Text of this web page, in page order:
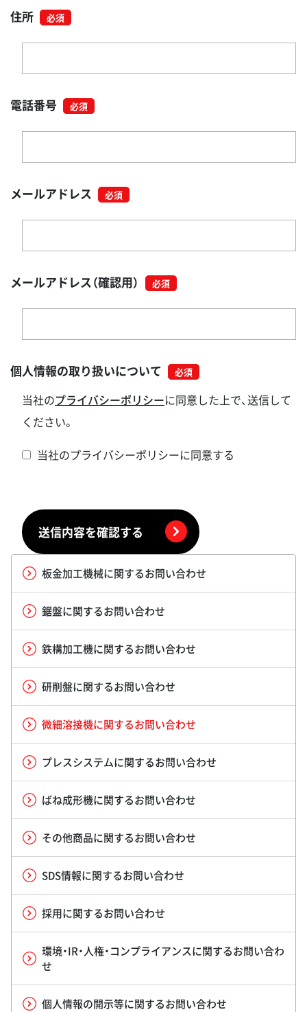
住所
電話番号
メールアドレス
メールアドレス（確認用）
個人情報の取り扱いについて
当社のプライバシーポリシーに同意した上で、送信して
ください。
当社のプライバシーポリシーに同意する
送信内容を確認する
板金加工機械に関するお問い合わせ
鋸盤に関するお問い合わせ
鉄構加工機に関するお問い合わせ
研削盤に関するお問い合わせ
微細溶接機に関するお問い合わせ
プレスシステムに関するお問い合わせ
ばね成形機に関するお問い合わせ
その他商品に関するお問い合わせ
SDS情報に関するお問い合わせ
採用に関するお問い合わせ
環境・IR・人権・コンプライアンスに関するお問い合わ
せ
個人情報の開示等に関するお問い合わせ